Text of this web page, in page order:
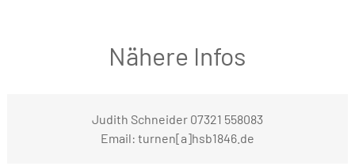
Nähere Infos
Judith Schneider 07321 558083
Email: turnen[a]hsb1846.de